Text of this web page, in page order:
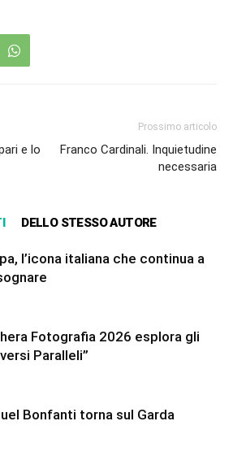
e lo
Prossimo articolo
Franco Cardinali. Inquietudine
necessaria
DELLO STESSO AUTORE
l’icona italiana che continua a
Fotografia 2026 esplora gli
Paralleli”
Bonfanti torna sul Garda